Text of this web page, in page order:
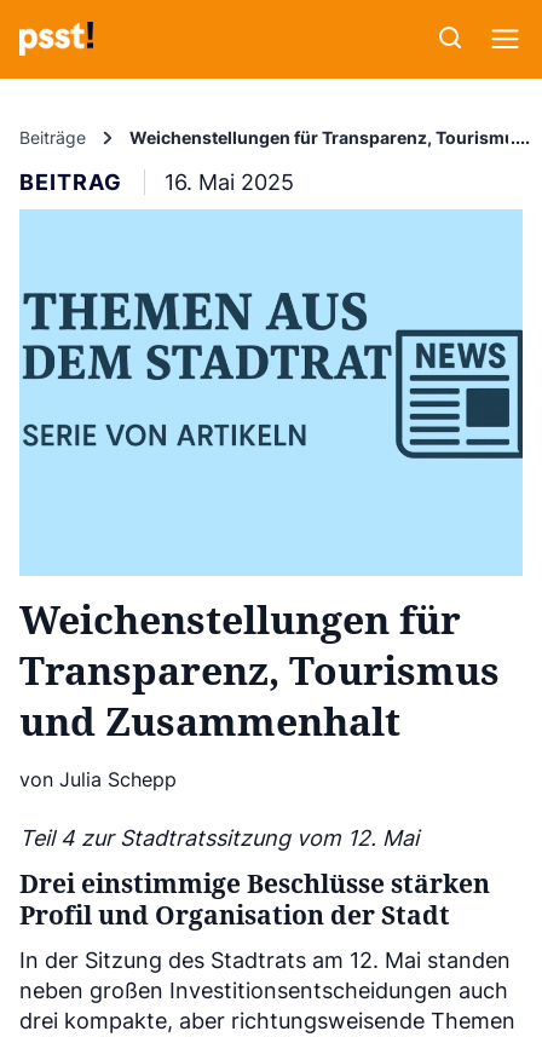
Beiträge Weichenstellungen für Transparenz, Tourismus
BEITRAG 16. Mai 2025
Weichenstellungen für
Transparenz, Tourismus
und Zusammenhalt
von Julia Schepp
Teil 4 zur Stadtratssitzung vom 12. Mai
Drei einstimmige Beschlüsse stärken
Profil und Organisation der Stadt
In der Sitzung des Stadtrats am 12. Mai standen
neben großen Investitionsentscheidungen auch
drei kompakte, aber richtungsweisende Themen